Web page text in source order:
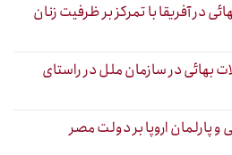
در آفریقا با تمرکز بر ظرفیت زنان
بهائی در سازمان ملل در راستای
و پارلمان اروپا بر دولت مصر